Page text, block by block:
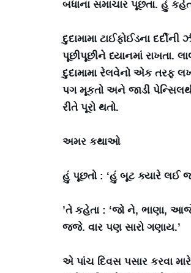
બધાના સમાચાર પૂછતા. હું
દુદામામા ટાઈફોઈડના
પૂછીપૂછીને ધ્યાનમાં રાખતા.
દુદામામા રેલવેનો એક તરફ
પગ મૂકતો અને જાડી
રીતે પૂરો થતો.
અમર કથાઓ
હું પૂછતો : ‘હું બૂટ ક્યારે લઈ
’તે કહેતા : ‘જો ને, ભાણા,
જજે. વાર પણ સારો ગણાય.’
એ પાંચ દિવસ પસાર કરવા